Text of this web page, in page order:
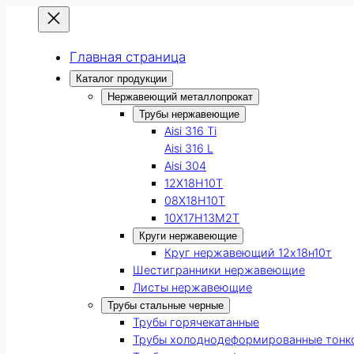
Главная страница
Каталог продукции
Нержавеющий металлопрокат
Трубы нержавеющие
Aisi 316 Ti
Aisi 316 L
Aisi 304
12Х18Н10Т
08Х18Н10Т
10Х17Н13М2Т
Круги нержавеющие
Круг нержавеющий 12х18н10т
Шестигранники нержавеющие
Листы нержавеющие
Трубы стальные черные
Трубы горячекатанные
Трубы холоднодеформированные